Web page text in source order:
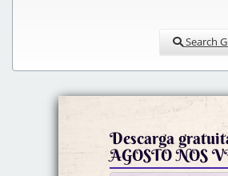
Search
Descarga
AGOSTO NOS